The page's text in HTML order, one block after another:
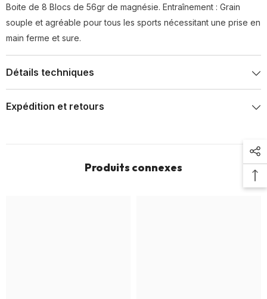
Boite de 8 Blocs de 56gr de magnésie. Entraînement : Grain
souple et agréable pour tous les sports nécessitant une prise en
main ferme et sure.
Détails techniques
Expédition et retours
Produits connexes